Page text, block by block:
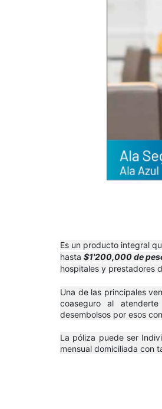
Es un producto integral
hasta $1'200,000 de
hospitales y prestadores
Una de las principales
coaseguro al
desembolsos por esos
La póliza puede ser
mensual domiciliada con